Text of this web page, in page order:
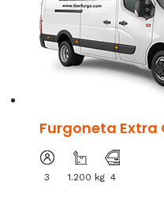
Furgoneta Extra
3 1.200 kg 4